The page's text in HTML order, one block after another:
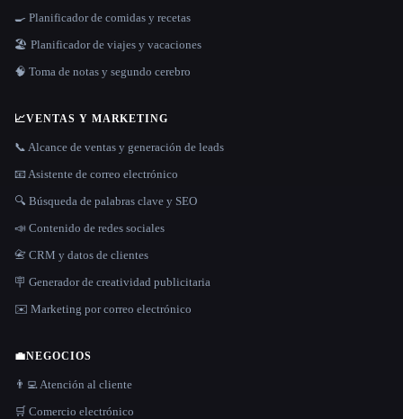
🍳 Planificador de comidas y recetas
🏖 Planificador de viajes y vacaciones
🧠 Toma de notas y segundo cerebro
📈VENTAS Y MARKETING
📞 Alcance de ventas y generación de leads
📧 Asistente de correo electrónico
🔍 Búsqueda de palabras clave y SEO
📣 Contenido de redes sociales
📇 CRM y datos de clientes
🪧 Generador de creatividad publicitaria
✉️ Marketing por correo electrónico
💼NEGOCIOS
👨‍💻 Atención al cliente
🛒 Comercio electrónico